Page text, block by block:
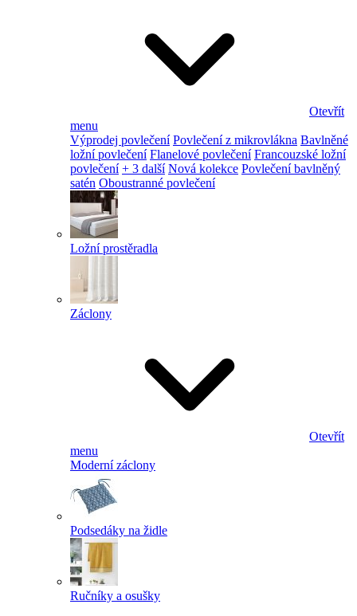
Otevřít
menu
Výprodej povlečení Povlečení z mikrovlákna Bavlněné
ložní povlečení Flanelové povlečení Francouzské ložní
povlečení + 3 další Nová kolekce Povlečení bavlněný
satén Oboustranné povlečení
Ložní prostěradla
Záclony
Otevřít
menu
Moderní záclony
Podsedáky na židle
Ručníky a osušky